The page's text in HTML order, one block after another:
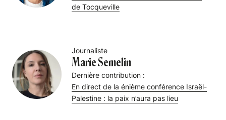
de Tocqueville
Journaliste
Marie Semelin
Dernière contribution :
En direct de la énième conférence Israël-
Palestine : la paix n’aura pas lieu